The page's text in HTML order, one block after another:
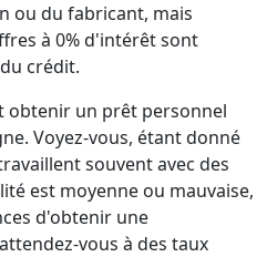
ou du fabricant, mais
à 0% d'intérêt sont
crédit.
obtenir un prêt personnel
Voyez-vous, étant donné
souvent avec des
est moyenne ou mauvaise,
d'obtenir une
vous à des taux